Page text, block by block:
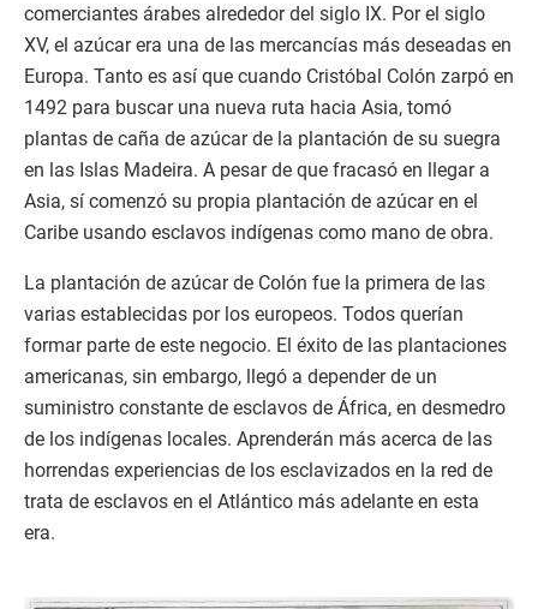
comerciantes árabes alrededor del siglo IX. Por el siglo
XV, el azúcar era una de las mercancías más deseadas en
Europa. Tanto es así que cuando Cristóbal Colón zarpó en
1492 para buscar una nueva ruta hacia Asia, tomó
plantas de caña de azúcar de la plantación de su suegra
en las Islas Madeira. A pesar de que fracasó en llegar a
Asia, sí comenzó su propia plantación de azúcar en el
Caribe usando esclavos indígenas como mano de obra.
La plantación de azúcar de Colón fue la primera de las
varias establecidas por los europeos. Todos querían
formar parte de este negocio. El éxito de las plantaciones
americanas, sin embargo, llegó a depender de un
suministro constante de esclavos de África, en desmedro
de los indígenas locales. Aprenderán más acerca de las
horrendas experiencias de los esclavizados en la red de
trata de esclavos en el Atlántico más adelante en esta
era.